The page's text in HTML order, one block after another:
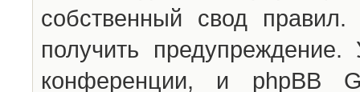
собственный свод
получить
конференции, и phpBB